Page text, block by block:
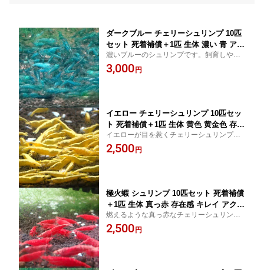
ダークブルー チェリーシュリンプ 10匹
セット 死着補償＋1匹 生体 濃い 青 アク
アリウム 水草 エビ
濃いブルーのシュリンプです。飼育しやす
いシュリンプです。
3,000 円
イエロー チェリーシュリンプ 10匹セッ
ト 死着補償＋1匹 生体 黄色 黄金色 存在
感 アクアリウム 水草 エビ
イエローが目を惹くチェリーシュリンプで
す。飼育しやすいシュリンプです。
2,500 円
極火蝦 シュリンプ 10匹セット 死着補償
＋1匹 生体 真っ赤 存在感 キレイ アクア
リウム 水草 エビ
燃えるような真っ赤なチェリーシュリンプ
です。
2,500 円